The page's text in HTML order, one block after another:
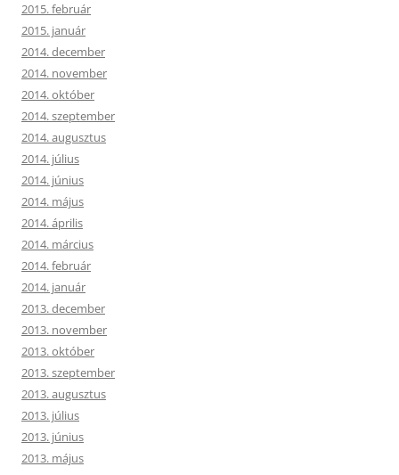
2015. február
2015. január
2014. december
2014. november
2014. október
2014. szeptember
2014. augusztus
2014. július
2014. június
2014. május
2014. április
2014. március
2014. február
2014. január
2013. december
2013. november
2013. október
2013. szeptember
2013. augusztus
2013. július
2013. június
2013. május